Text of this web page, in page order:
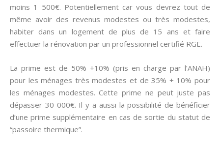
moins 1 500€. Potentiellement car vous devrez tout de
même avoir des revenus modestes ou très modestes,
habiter dans un logement de plus de 15 ans et faire
effectuer la rénovation par un professionnel certifié RGE.
La prime est de 50% +10% (pris en charge par l’ANAH)
pour les ménages très modestes et de 35% + 10% pour
les ménages modestes. Cette prime ne peut juste pas
dépasser 30 000€. Il y a aussi la possibilité de bénéficier
d’une prime supplémentaire en cas de sortie du statut de
“passoire thermique”.